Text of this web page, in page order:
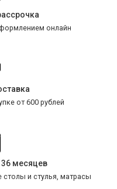
онлайн
от 600 рублей
месяцев
и стулья, матрасы